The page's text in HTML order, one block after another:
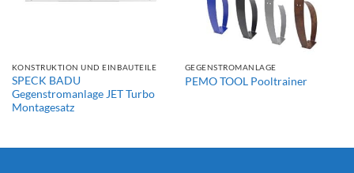
KONSTRUKTION UND EINBAUTEILE
SPECK BADU
Gegenstromanlage JET Turbo
Montagesatz
GEGENSTROMANLAGE
PEMO TOOL Pooltrainer